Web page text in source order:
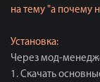
на тему "а почему
Установка:
Через мод-
1. Скачать